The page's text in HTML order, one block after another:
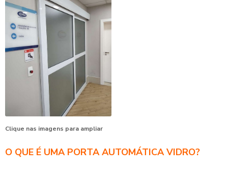
Clique nas imagens para ampliar
O QUE É UMA PORTA AUTOMÁTICA VIDRO?